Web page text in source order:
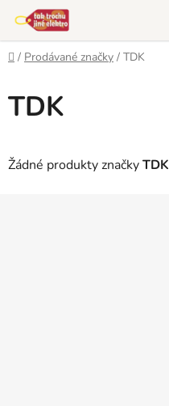
obsah
Domů
/ Prodávané značky / TDK
TDK
Žádné produkty značkyTDK